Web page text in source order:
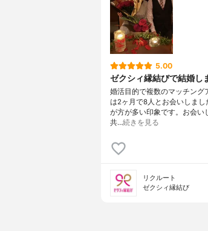
5.00
ゼクシィ縁結びで結婚し
婚活目的で複数のマッチング
は2ヶ月で8人とお会いしま
が方が多い印象です。お会い
共…続きを見る
リクルート
ゼクシィ縁結び